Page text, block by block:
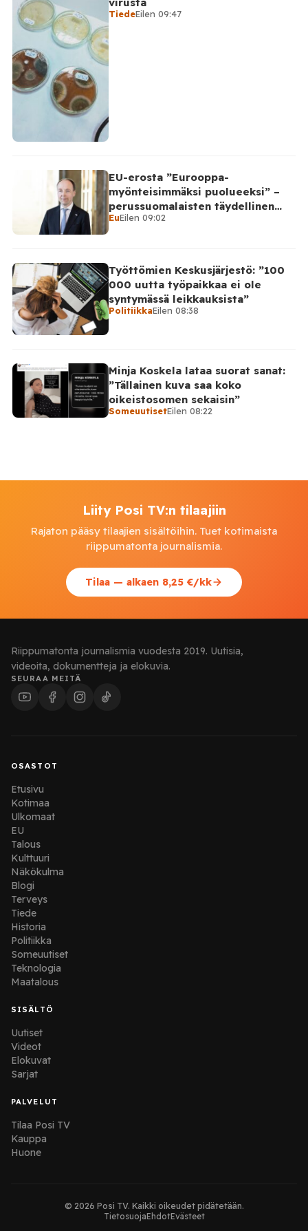
TiedeEilen 09:47
EU-erosta ”Eurooppa-
myönteisimmäksi puolueeksi” –
perussuomalaisten täydellinen
takinkääntö
EuEilen 09:02
Työttömien Keskusjärjestö: ”100
000 uutta työpaikkaa ei ole
syntymässä leikkauksista”
PolitiikkaEilen 08:38
Minja Koskela lataa suorat sanat:
”Tällainen kuva saa koko
oikeistosomen sekaisin”
SomeuutisetEilen 08:22
Liity Posi TV:n tilaajiin
Rajaton pääsy tilaajien sisältöihin. Tuet kotimaista
riippumatonta journalismia.
Tilaa — alkaen 8,25 €/kk
Riippumatonta journalismia vuodesta 2019. Uutisia,
videoita, dokumentteja ja elokuvia.
SEURAA MEITÄ
OSASTOT
Etusivu
Kotimaa
Ulkomaat
EU
Talous
Kulttuuri
Näkökulma
Blogi
Terveys
Tiede
Historia
Politiikka
Someuutiset
Teknologia
Maatalous
SISÄLTÖ
Uutiset
Videot
Elokuvat
Sarjat
PALVELUT
Tilaa Posi TV
Kauppa
Huone
© 2026 Posi TV. Kaikki oikeudet pidätetään.
TietosuojaEhdotEvästeet